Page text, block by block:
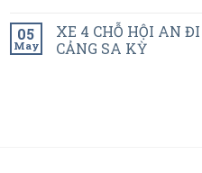
05
May
XE 4 CHỖ HỘI AN ĐI
CẢNG SA KỲ